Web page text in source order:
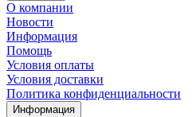
О компании
Новости
Информация
Помощь
Условия оплаты
Условия доставки
Политика конфиденциальности
Информация